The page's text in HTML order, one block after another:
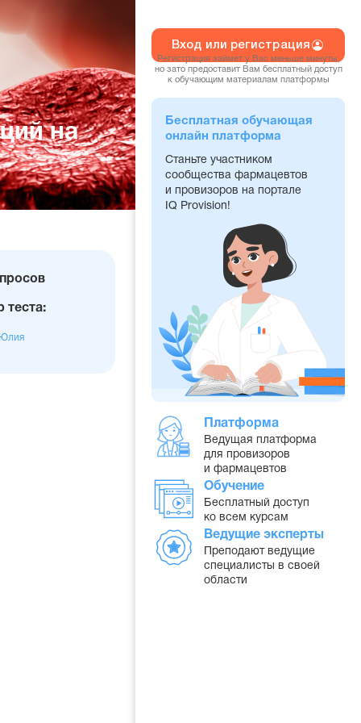
на
теста:
Вход или регистрация
Регистрация займет у Вас меньше минуты,
но зато предоставит Вам бесплатный доступ
к обучающим материалам платформы
Бесплатная обучающая
онлайн платформа
Станьте участником
сообщества фармацевтов
и провизоров на портале
IQ Provision!
Платформа
Ведущая платформа
для провизоров
и фармацевтов
Обучение
Бесплатный доступ
ко всем курсам
Ведущие эксперты
Преподают ведущие
специалисты в своей
области